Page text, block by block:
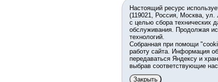
Настоящий ресурс
(119021, Россия, Москва,
с целью сбора технических
обслуживания. Продолжая
технологий.
Собранная при помощи
работу сайта. Информация
передаваться Яндексу и
выбрав соответствующие
Закрыть